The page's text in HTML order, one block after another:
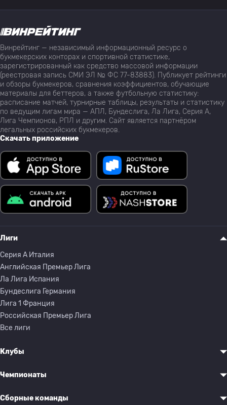
Винрейтинг — независимый информационный ресурс о
букмекерских конторах и спортивной статистике,
зарегистрированный как средство массовой информации
(реестровая запись СМИ ЭЛ № ФС 77-83883). Публикует рейтинги
и обзоры букмекеров, сравнения коэффициентов, обучающие
материалы для беттеров, а также футбольную статистику:
расписание матчей, турнирные таблицы, результаты и статистику
по ведущим лигам мира — АПЛ, Бундеслига, Ла Лига, Серия А,
Лига Чемпионов, РПЛ и другим. Сайт является партнёром
легальных российских букмекеров.
Скачать приложение
Лиги
Серия A Италия
Английская Премьер Лига
Ла Лига Испания
Бундеслига Германия
Лига 1 Франция
Российская Премьер Лига
Все лиги
Клубы
Чемпионаты
Сборные команды